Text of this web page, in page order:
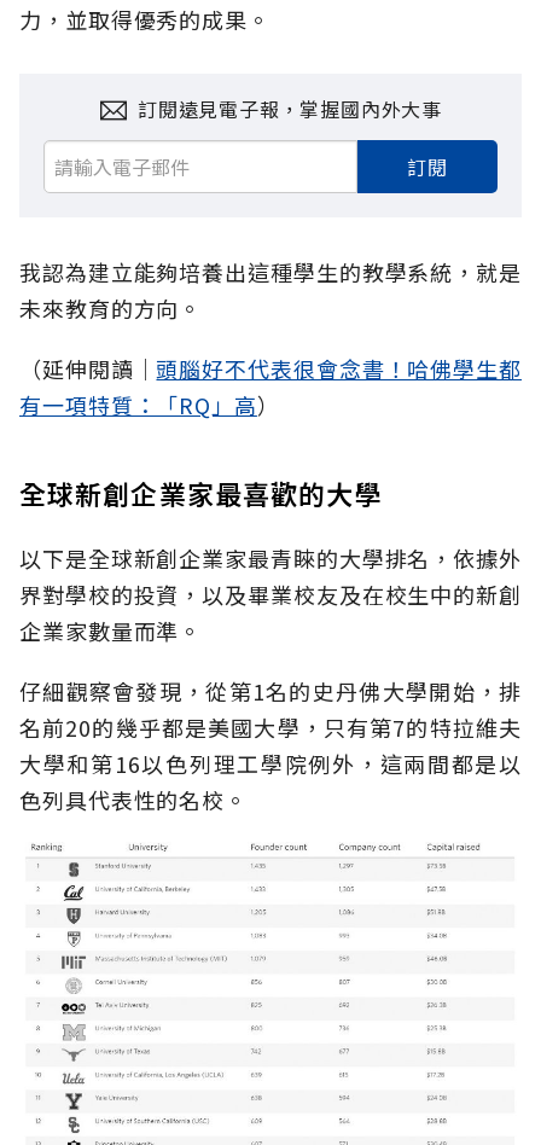
力，並取得優秀的成果。
訂閱遠見電子報，掌握國內外大事
訂閱
我認為建立能夠培養出這種學生的教學系統，就是
未來教育的方向。
（延伸閱讀│ 頭腦好不代表很會念書！哈佛學生都
有一項特質：「RQ」高）
全球新創企業家最喜歡的大學
以下是全球新創企業家最青睞的大學排名，依據外
界對學校的投資，以及畢業校友及在校生中的新創
企業家數量而準。
仔細觀察會發現，從第1名的史丹佛大學開始，排
名前20的幾乎都是美國大學，只有第7的特拉維夫
大學和第16以色列理工學院例外，這兩間都是以
色列具代表性的名校。